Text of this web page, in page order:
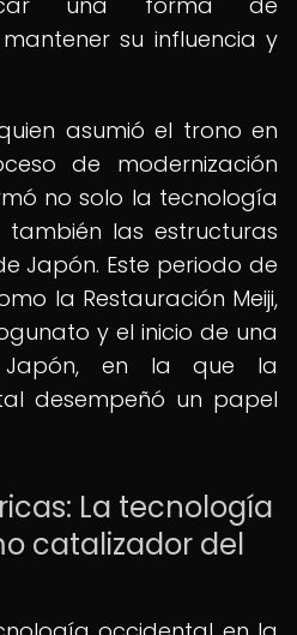
su influencia y
asumió el trono en
de modernización
no solo la tecnología
las estructuras
Japón. Este periodo de
la Restauración Meiji,
y el inicio de una
en la que la
desempeñó un papel
La tecnología
catalizador del